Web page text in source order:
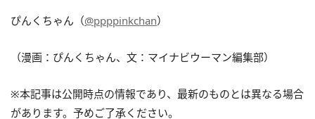
ぴんくちゃん（@ppppinkchan）
（漫画：ぴんくちゃん、文：マイナビウーマン編集部）
※本記事は公開時点の情報であり、最新のものとは異なる場合
があります。予めご了承ください。